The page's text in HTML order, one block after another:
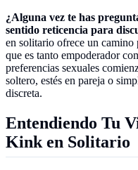
¿Alguna vez te has
sentido reticencia para
en solitario ofrece un
que es tanto empoderador
preferencias sexuales
soltero, estés en pareja o
discreta.
Entendiendo Tu
Kink en Solitario